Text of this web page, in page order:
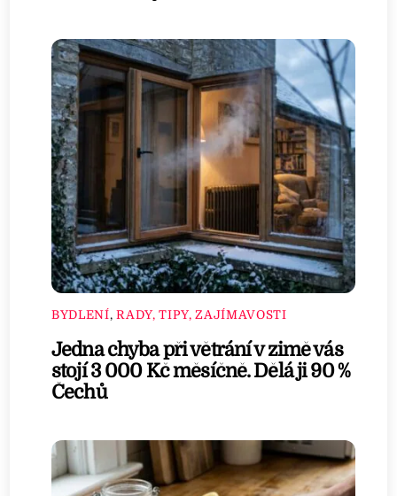
BYDLENÍ,RADY, TIPY, ZAJÍMAVOSTI
Jedna chyba při větrání v zimě vás
stojí 3 000 Kč měsíčně. Dělá ji 90 %
Čechů